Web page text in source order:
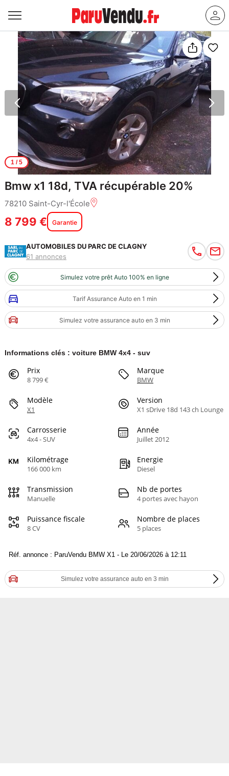
1/ 5
Bmw x1 18d, TVA récupérable 20%
78210 Saint-Cyr-l'École
8 799 € Garantie
AUTOMOBILES DU PARC DE CLAGNY
61 annonces
Simulez votre prêt Auto 100% en ligne
Tarif Assurance Auto en 1 min
Simulez votre assurance auto en 3 min
Informations clés : voiture BMW 4x4 - suv
Prix
8 799 €
Marque
BMW
Modèle
X1
Version
X1 sDrive 18d 143 ch Lounge
Carrosserie
4x4 - SUV
Année
Juillet 2012
Kilométrage
166 000 km
Energie
Diesel
Transmission
Manuelle
Nb de portes
4 portes avec hayon
Puissance fiscale
8 CV
Nombre de places
5 places
Réf. annonce : ParuVendu BMW X1 - Le 20/06/2026 à 12:11
Simulez votre assurance auto en 3 min